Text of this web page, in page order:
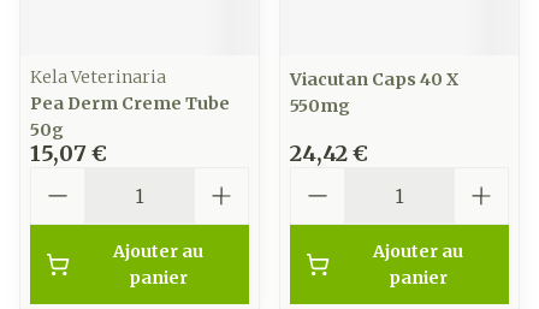
Kela Veterinaria
Pea Derm Creme Tube
50g
15,07 €
Ajouter au
panier
Viacutan Caps 40 X
550mg
24,42 €
Ajouter au
panier